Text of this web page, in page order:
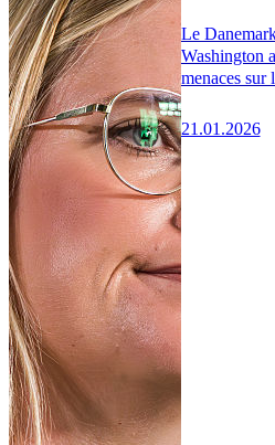
Le
Washington
menaces sur
21.01.2026